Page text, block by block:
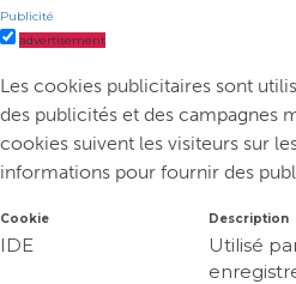
Publicité
advertisement
Les cookies publicitaires sont
des publicités et des campagnes
cookies suivent les visiteurs sur
informations pour fournir des
Cookie Description
IDE
Utilisé